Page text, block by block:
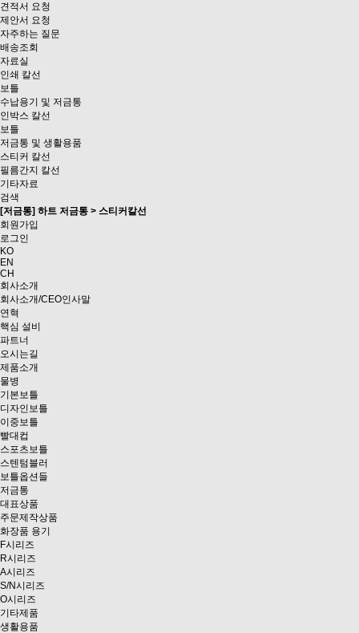
견적서 요청
제안서 요청
자주하는 질문
배송조회
자료실
인쇄 칼선
보틀
수납용기 및 저금통
인박스 칼선
보틀
저금통 및 생활용품
스티커 칼선
필름간지 칼선
기타자료
검색
[저금통] 하트 저금통 > 스티커칼선
회원가입
로그인
KO
EN
CH
회사소개
회사소개/CEO인사말
연혁
핵심 설비
파트너
오시는길
제품소개
물병
기본보틀
디자인보틀
이중보틀
빨대컵
스포츠보틀
스텐텀블러
보틀옵션들
저금통
대표상품
주문제작상품
화장품 용기
F시리즈
R시리즈
A시리즈
S/N시리즈
O시리즈
기타제품
생활용품